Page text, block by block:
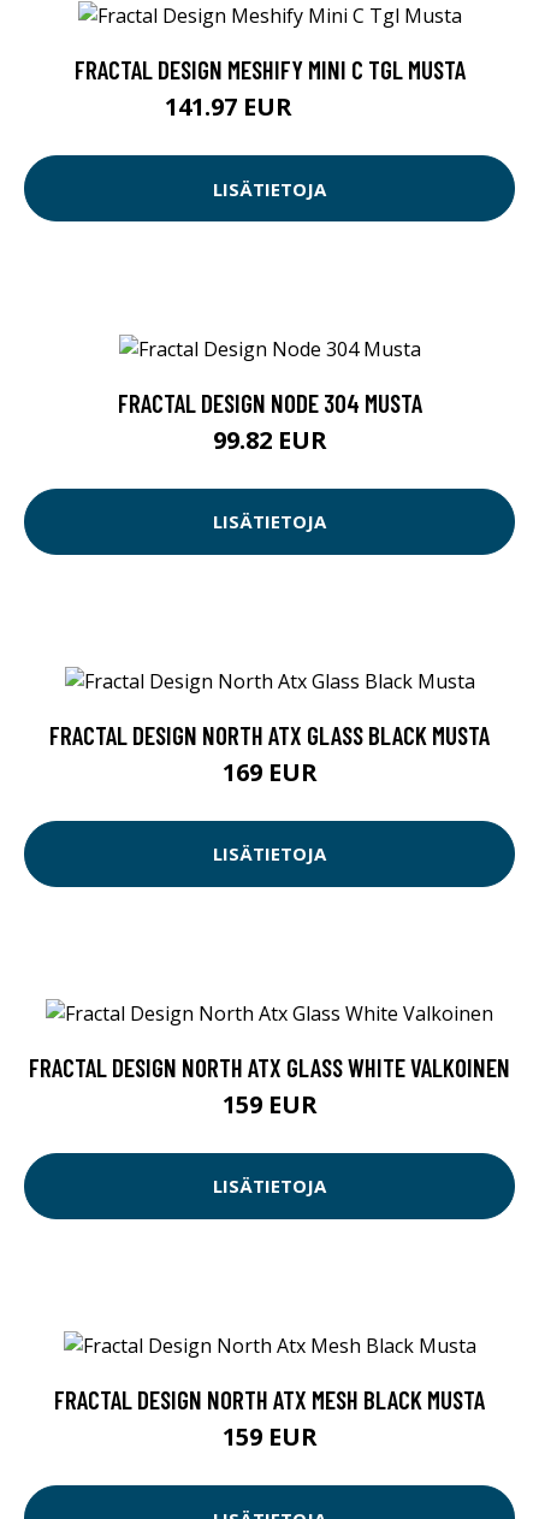
FRACTAL DESIGN MESHIFY MINI C TGL MUSTA
141.97 EUR
LISÄTIETOJA
FRACTAL DESIGN NODE 304 MUSTA
99.82 EUR
LISÄTIETOJA
FRACTAL DESIGN NORTH ATX GLASS BLACK MUSTA
169 EUR
LISÄTIETOJA
FRACTAL DESIGN NORTH ATX GLASS WHITE VALKOINEN
159 EUR
LISÄTIETOJA
FRACTAL DESIGN NORTH ATX MESH BLACK MUSTA
159 EUR